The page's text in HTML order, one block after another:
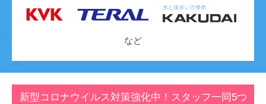
など
新型コロナウイルス対策強化中！スタッフ一同5つ